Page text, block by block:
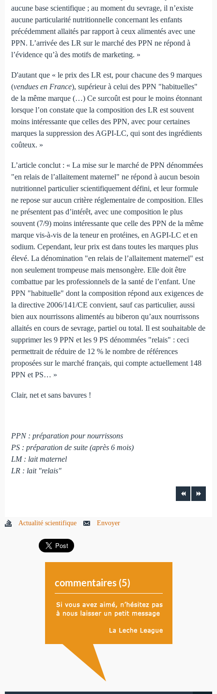
aucune base scientifique ; au moment du sevrage, il n’existe
aucune particularité nutritionnelle concernant les enfants
précédemment allaités par rapport à ceux alimentés avec une
PPN. L’arrivée des LR sur le marché des PPN ne répond à
l’évidence qu’à des motifs de marketing. »
D'autant que « le prix des LR est, pour chacune des 9 marques
(vendues en France), supérieur à celui des PPN "habituelles"
de la même marque (…) Ce surcoût est pour le moins étonnant
lorsque l’on constate que la composition des LR est souvent
moins intéressante que celles des PPN, avec pour certaines
marques la suppression des AGPI-LC, qui sont des ingrédients
coûteux. »
L’article conclut : « La mise sur le marché de PPN dénommées
"en relais de l’allaitement maternel" ne répond à aucun besoin
nutritionnel particulier scientifiquement défini, et leur formule
ne repose sur aucun critère réglementaire de composition. Elles
ne présentent pas d’intérêt, avec une composition le plus
souvent (7/9) moins intéressante que celle des PPN de la même
marque vis-à-vis de la teneur en protéines, en AGPI-LC et en
sodium. Cependant, leur prix est dans toutes les marques plus
élevé. La dénomination "en relais de l’allaitement maternel" est
non seulement trompeuse mais mensongère. Elle doit être
combattue par les professionnels de la santé de l’enfant. Une
PPN "habituelle" dont la composition répond aux exigences de
la directive 2006/141/CE convient, sauf cas particulier, aussi
bien aux nourrissons alimentés au biberon qu’aux nourrissons
allaités en cours de sevrage, partiel ou total. Il est souhaitable de
supprimer les 9 PPN et les 9 PS dénommées "relais" : ceci
permettrait de réduire de 12 % le nombre de références
proposées sur le marché français, qui compte actuellement 148
PPN et PS… »
Clair, net et sans bavures !
PPN : préparation pour nourrissons
PS : préparation de suite (après 6 mois)
LM : lait maternel
LR : lait "relais"
Actualité scientifique Envoyer
commentaires (5)